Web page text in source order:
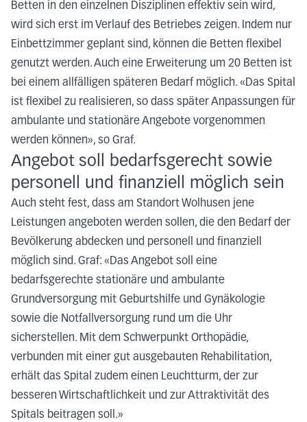
Betten in den einzelnen Disziplinen effektiv sein wird,
wird sich erst im Verlauf des Betriebes zeigen. Indem nur
Einbettzimmer geplant sind, können die Betten flexibel
genutzt werden. Auch eine Erweiterung um 20 Betten ist
bei einem allfälligen späteren Bedarf möglich. «Das Spital
ist flexibel zu realisieren, so dass später Anpassungen für
ambulante und stationäre Angebote vorgenommen
werden können», so Graf.
Angebot soll bedarfsgerecht sowie
personell und finanziell möglich sein
Auch steht fest, dass am Standort Wolhusen jene
Leistungen angeboten werden sollen, die den Bedarf der
Bevölkerung abdecken und personell und finanziell
möglich sind. Graf: «Das Angebot soll eine
bedarfsgerechte stationäre und ambulante
Grundversorgung mit Geburtshilfe und Gynäkologie
sowie die Notfallversorgung rund um die Uhr
sicherstellen. Mit dem Schwerpunkt Orthopädie,
verbunden mit einer gut ausgebauten Rehabilitation,
erhält das Spital zudem einen Leuchtturm, der zur
besseren Wirtschaftlichkeit und zur Attraktivität des
Spitals beitragen soll.»